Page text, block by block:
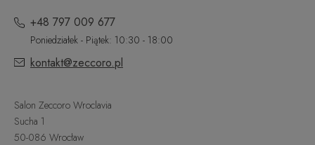
+48 797 009 677
Poniedziałek - Piątek: 10:30 - 18:00
kontakt@zeccoro.pl
Salon Zeccoro Wroclavia
Sucha 1
50-086 Wrocław